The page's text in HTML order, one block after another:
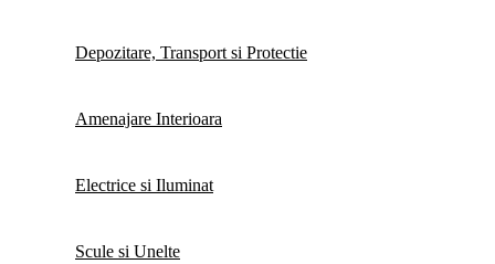
Depozitare, Transport si Protectie
Amenajare Interioara
Electrice si Iluminat
Scule si Unelte